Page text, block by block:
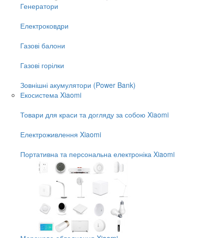
Генератори
Електроковдри
Газові балони
Газові горілки
Зовнішні акумулятори (Power Bank)
Екосистема Xiaomi
Товари для краси та догляду за собою Xiaomi
Електроживлення Xiaomi
Портативна та персональна електроніка Xiaomi